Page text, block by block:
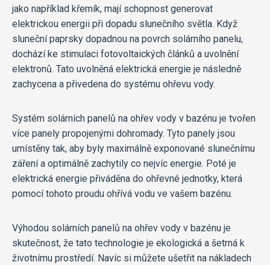
jako například křemík, mají schopnost generovat
elektrickou energii při dopadu slunečního světla. Když
sluneční paprsky dopadnou na povrch solárního panelu,
dochází ke stimulaci fotovoltaických článků a uvolnění
elektronů. Tato uvolněná elektrická energie je následně
zachycena a přivedena do systému ohřevu vody.
Systém solárních panelů na ohřev vody v bazénu je tvořen
více panely propojenými dohromady. Tyto panely jsou
umístěny tak, aby byly maximálně exponované slunečnímu
záření a optimálně zachytily co nejvíc energie. Poté je
elektrická energie přiváděna do ohřevné jednotky, která
pomocí tohoto proudu ohřívá vodu ve vašem bazénu.
Výhodou solárních panelů na ohřev vody v bazénu je
skutečnost, že tato technologie je ekologická a šetrná k
životnímu prostředí. Navíc si můžete ušetřit na nákladech